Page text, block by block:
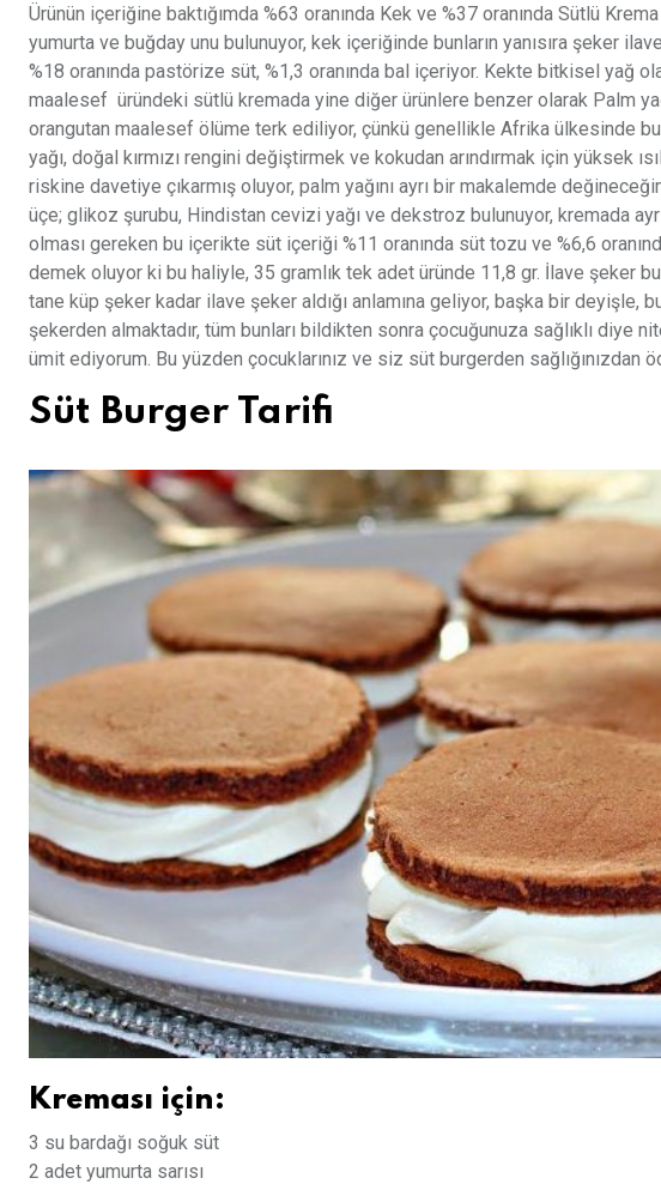
Ürünün içeriğine baktığımda %63 oranında Kek ve %37 oranında Sütlü
yumurta ve buğday unu bulunuyor, kek içeriğinde bunların yanısıra şeker
%18 oranında pastörize süt, %1,3 oranında bal içeriyor. Kekte bitkisel yağ
maalesef üründeki sütlü kremada yine diğer ürünlere benzer olarak Palm
orangutan maalesef ölüme terk ediliyor, çünkü genellikle Afrika ülkesinde
yağı, doğal kırmızı rengini değiştirmek ve kokudan arındırmak için yüksek
riskine davetiye çıkarmış oluyor, palm yağını ayrı bir makalemde
üçe; glikoz şurubu, Hindistan cevizi yağı ve dekstroz bulunuyor, kremada
olması gereken bu içerikte süt içeriği %11 oranında süt tozu ve %6,6
demek oluyor ki bu haliyle, 35 gramlık tek adet üründe 11,8 gr. İlave şeker
tane küp şeker kadar ilave şeker aldığı anlamına geliyor, başka bir deyişle,
şekerden almaktadır, tüm bunları bildikten sonra çocuğunuza sağlıklı diye
ümit ediyorum. Bu yüzden çocuklarınız ve siz süt burgerden
Süt Burger Tarifi
Kreması için:
3 su bardağı soğuk süt
2 adet yumurta sarısı